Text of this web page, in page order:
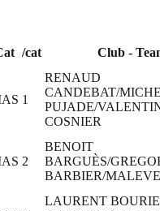
/cat Club -
1
RENAUD
CANDEBAT/
PUJADE/
COSNIER
2
BENOIT
BARGUÈS/
BARBIER/
LAURENT